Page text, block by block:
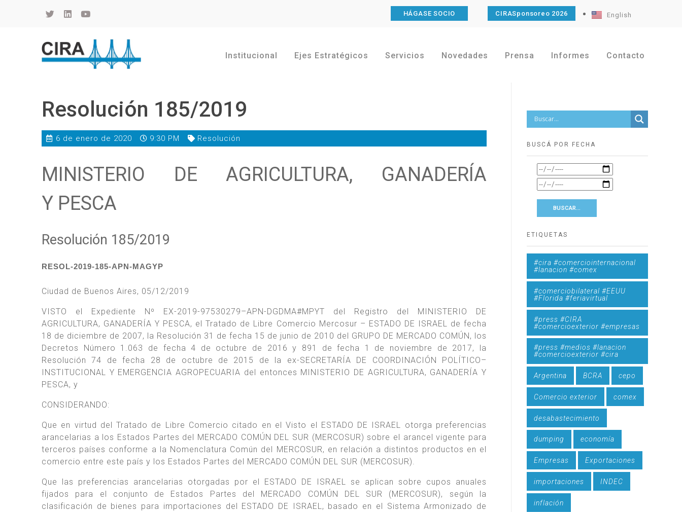
HÁGASE SOCIO CIRASponsoreo 2026 English
Institucional Ejes Estratégicos Servicios Novedades Prensa Informes Contacto
Resolución 185/2019
6 de enero de 2020 9:30 PM Resolución
MINISTERIO DE AGRICULTURA, GANADERÍA
Y PESCA
Resolución 185/2019
RESOL-2019-185-APN-MAGYP
Ciudad de Buenos Aires, 05/12/2019
VISTO el Expediente Nº EX-2019-97530279–APN-DGDMA#MPYT del Registro del MINISTERIO DE
AGRICULTURA, GANADERÍA Y PESCA, el Tratado de Libre Comercio Mercosur – ESTADO DE ISRAEL de fecha
18 de diciembre de 2007, la Resolución 31 de fecha 15 de junio de 2010 del GRUPO DE MERCADO COMÚN, los
Decretos Número 1.063 de fecha 4 de octubre de 2016 y 891 de fecha 1 de noviembre de 2017, la
Resolución 74 de fecha 28 de octubre de 2015 de la ex-SECRETARÍA DE COORDINACIÓN POLÍTICO–
INSTITUCIONAL Y EMERGENCIA AGROPECUARIA del entonces MINISTERIO DE AGRICULTURA, GANADERÍA Y
PESCA, y
CONSIDERANDO:
Que en virtud del Tratado de Libre Comercio citado en el Visto el ESTADO DE ISRAEL otorga preferencias
arancelarias a los Estados Partes del MERCADO COMÚN DEL SUR (MERCOSUR) sobre el arancel vigente para
terceros países conforme a la Nomenclatura Común del MERCOSUR, en relación a distintos productos en el
comercio entre este país y los Estados Partes del MERCADO COMÚN DEL SUR (MERCOSUR).
Que las preferencias arancelarias otorgadas por el ESTADO DE ISRAEL se aplican sobre cupos anuales
fijados para el conjunto de Estados Partes del MERCADO COMÚN DEL SUR (MERCOSUR), según la
clasificación de bienes para importaciones del ESTADO DE ISRAEL, basado en el Sistema Armonizado de
BUSCÁ POR FECHA
ETIQUETAS
#cira #comerciointernacional
#lanacion #comex
#comerciobilateral #EEUU
#Florida #feriavirtual
#press #CIRA
#comercioexterior #empresas
#press #medios #lanacion
#comercioexterior #cira
Argentina BCRA cepo
Comercio exterior comex
desabastecimiento
dumping economía
Empresas Exportaciones
importaciones INDEC
inflación